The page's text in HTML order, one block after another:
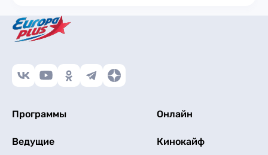
Программы Онлайн
Ведущие Кинокайф